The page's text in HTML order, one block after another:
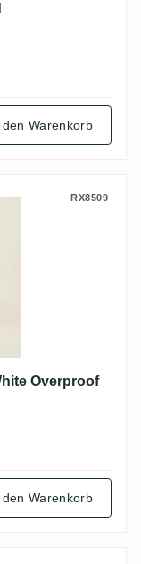
den Warenkorb
White
RX8509
Overproof
den Warenkorb